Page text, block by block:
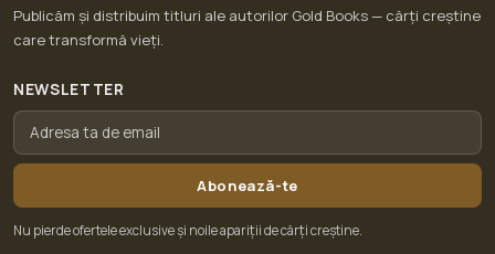
Publicăm și distribuim titluri ale autorilor Gold Books — cărți creștine
care transformă vieți.
NEWSLETTER
Abonează-te
Nu pierde ofertele exclusive și noile apariții de cărți creștine.